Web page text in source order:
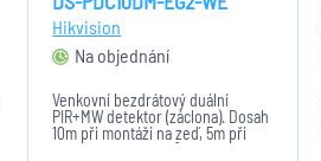
Hikvision
Na objednání
Venkovní bezdrátový duální
PIR+MW detektor (záclona). Dosah
10m při montáži na zeď, 5m při
montáži na strop. 5° úhel detekce,